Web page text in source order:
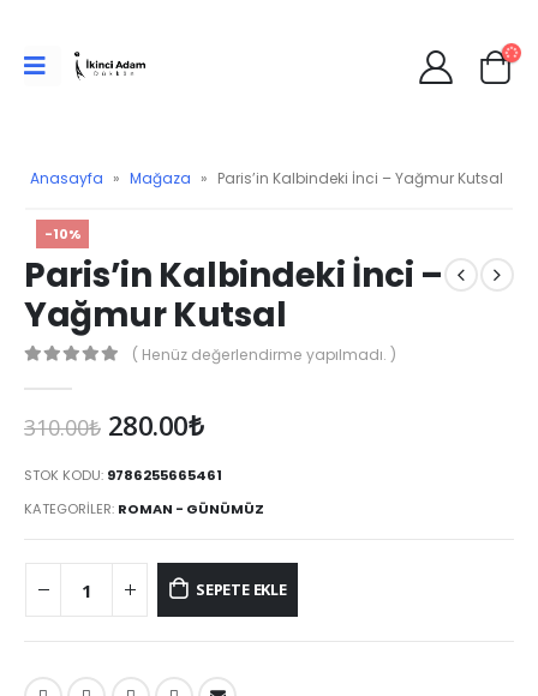
Anasayfa » Mağaza » Paris’in Kalbindeki İnci – Yağmur Kutsal
-10%
Paris’in Kalbindeki İnci –
Yağmur Kutsal
( Henüz değerlendirme yapılmadı. )
310.00₺ Orijinal
310.00₺.
280.00₺Şu
fiyat:
280.00₺.
STOK KODU: 9786255665461
KATEGORILER: ROMAN - GÜNÜMÜZ
SEPETE EKLE